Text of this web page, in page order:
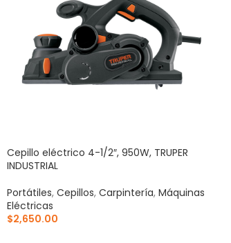
Cepillo eléctrico 4-1/2″, 950W, TRUPER
INDUSTRIAL
Portátiles, Cepillos, Carpintería, Máquinas
Eléctricas
$2,650.00